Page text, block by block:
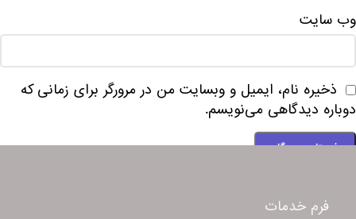
وب‌ سایت
ذخیره نام، ایمیل و وبسایت من در مرورگر برای زمانی که
دوباره دیدگاهی می‌نویسم.
فرم خدمات